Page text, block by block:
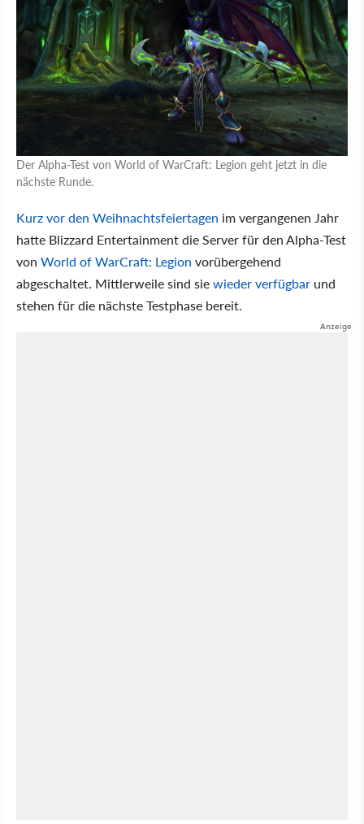
Der Alpha-Test von World of WarCraft: Legion geht jetzt in die
nächste Runde.
Kurz vor den Weihnachtsfeiertagen im vergangenen Jahr
hatte Blizzard Entertainment die Server für den Alpha-Test
von World of WarCraft: Legion vorübergehend
abgeschaltet. Mittlerweile sind siewieder verfügbar und
stehen für die nächste Testphase bereit.